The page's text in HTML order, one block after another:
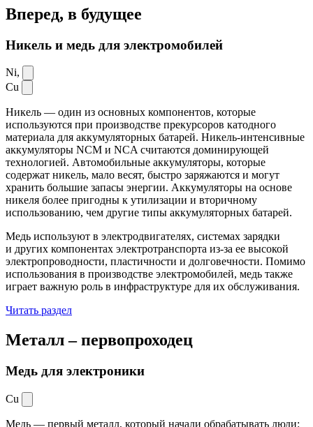
Вперед, в будущее
Никель и медь для электромобилей
Ni,
Cu
Никель — один из основных компонентов, которые
используются при производстве прекурсоров катодного
материала для аккумуляторных батарей. Никель-интенсивные
аккумуляторы NCM и NCA считаются доминирующей
технологией. Автомобильные аккумуляторы, которые
содержат никель, мало весят, быстро заряжаются и могут
хранить большие запасы энергии. Аккумуляторы на основе
никеля более пригодны к утилизации и вторичному
использованию, чем другие типы аккумуляторных батарей.
Медь используют в электродвигателях, системах зарядки
и других компонентах электротранспорта из-за ее высокой
электропроводности, пластичности и долговечности. Помимо
использования в производстве электромобилей, медь также
играет важную роль в инфраструктуре для их обслуживания.
Читать раздел
Металл –первопроходец
Медь для электроники
Cu
Медь — первый металл, который начали обрабатывать люди: